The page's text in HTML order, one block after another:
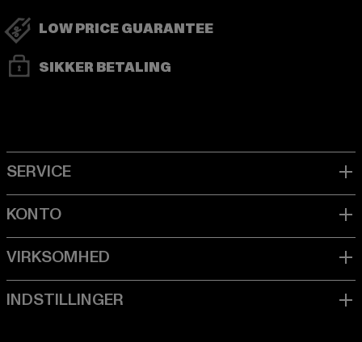
LOW PRICE GUARANTEE
SIKKER BETALING